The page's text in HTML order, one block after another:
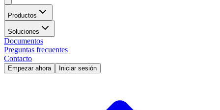
Productos
Soluciones
Documentos
Preguntas frecuentes
Contacto
Empezar ahora Iniciar sesión